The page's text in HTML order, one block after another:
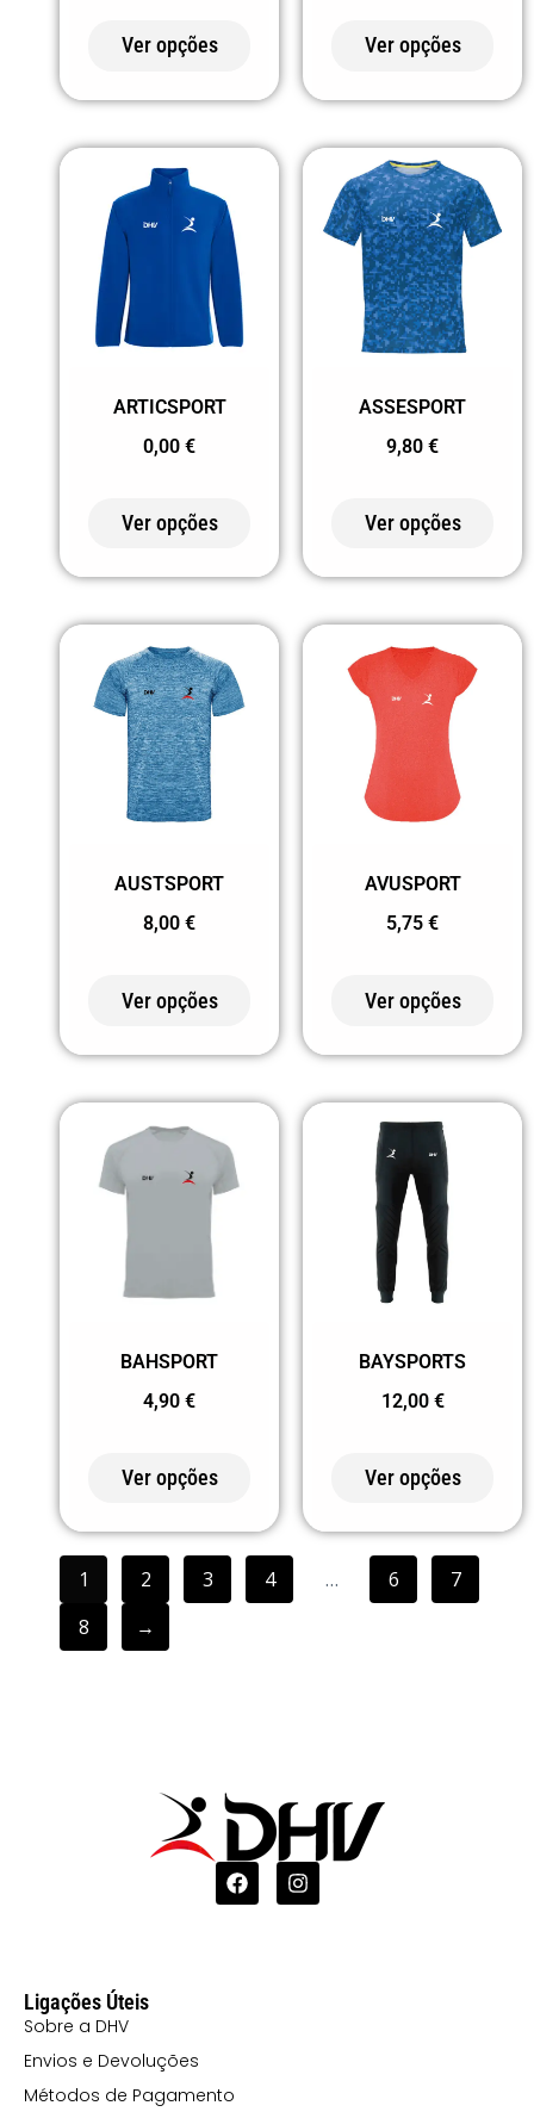
AMARELO CURRY
PRETO
TURQUESA FLUOR
17655
TURQUESA/MARINHO
177 BRANCO
ACINZENTADO
182 PRETO
193 PIXEL
PRETO
194 PIXEL
VERMELHO
195 PIXEL
AMARELO FLUOR
199 PIXEL
2002 VERDE
/PRETO
216 VERDE
TROPICAL
219 AREIA
221 AMARELO
AMARELO
FLUOR/PRETO
AMARELO
FLUOR/PRETO
VIGOR
222 VERDE
FLUOR
FLUOR/PRETO
22255 VERDE
22302
LARANJA
FLUOR/PRETO
Ver opções Ver opções
ARTICSPORT
0,00 €
Ver opções
ASSESPORT
9,80 €
Ver opções
AUSTSPORT
8,00 €
Ver opções
AVUSPORT
5,75 €
Ver opções
BAHSPORT
4,90 €
Ver opções
BAYSPORTS
12,00 €
Ver opções
1 2 3 4 … 6
7
8
→
Ligações Úteis
Sobre a DHV
Envios e Devoluções
Métodos de Pagamento